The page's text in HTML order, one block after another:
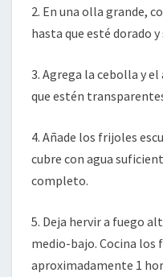
2. En una olla grande,
hasta que esté dorado
3. Agrega la cebolla y
que estén
4. Añade los frijoles
cubre con agua
completo.
5. Deja hervir a fuego
medio-bajo. Cocina
aproximadamente 1